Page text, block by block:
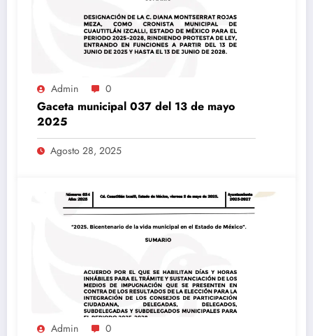
Admin 0
Gaceta municipal 037 del 13 de mayo
2025
Agosto 28, 2025
Admin 0